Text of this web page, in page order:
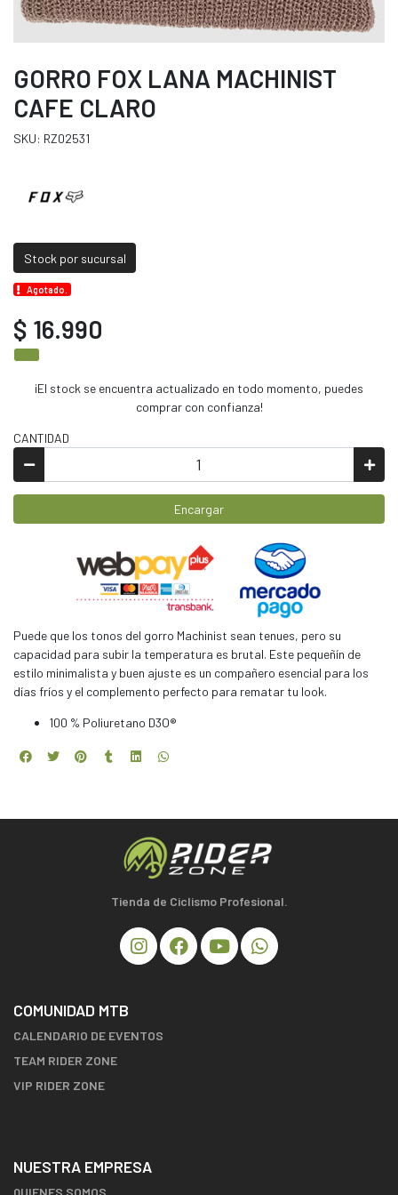
GORRO FOX LANA MACHINIST
CAFE CLARO
SKU: RZ02531
Stock por sucursal
Agotado.
$ 16.990
¡El stock se encuentra actualizado en todo momento, puedes
comprar con confianza!
CANTIDAD
Encargar
Puede que los tonos del gorro Machinist sean tenues, pero su
capacidad para subir la temperatura es brutal. Este pequeñín de
estilo minimalista y buen ajuste es un compañero esencial para los
días fríos y el complemento perfecto para rematar tu look.
100 % Poliuretano D3O®
Tienda de Ciclismo Profesional.
COMUNIDAD MTB
CALENDARIO DE EVENTOS
TEAM RIDER ZONE
VIP RIDER ZONE
NUESTRA EMPRESA
QUIENES SOMOS